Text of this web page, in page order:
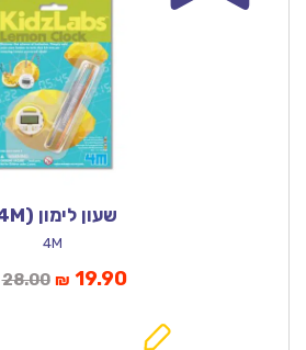
שעון לימון (4M)
4M
28.00המחיר
₪ 19.90המחיר
הוא: